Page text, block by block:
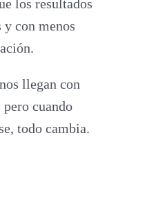
los resultados
y con menos
llegan con
cuando
todo cambia.